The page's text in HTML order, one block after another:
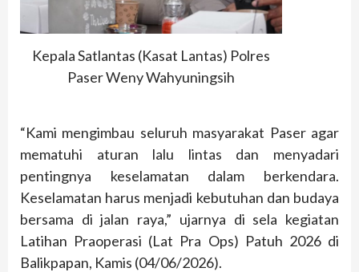
Kepala Satlantas (Kasat Lantas) Polres
Paser Weny Wahyuningsih
“Kami mengimbau seluruh masyarakat Paser agar
mematuhi aturan lalu lintas dan menyadari
pentingnya keselamatan dalam berkendara.
Keselamatan harus menjadi kebutuhan dan budaya
bersama di jalan raya,” ujarnya di sela kegiatan
Latihan Praoperasi (Lat Pra Ops) Patuh 2026 di
Balikpapan, Kamis (04/06/2026).